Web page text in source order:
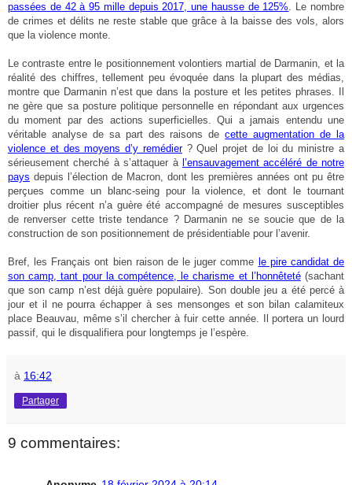
passées de 42 à 95 mille depuis 2017, une hausse de 125%. Le nombre
de crimes et délits ne reste stable que grâce à la baisse des vols, alors
que la violence monte.
Le contraste entre le positionnement volontiers martial de Darmanin, et la
réalité des chiffres, tellement peu évoquée dans la plupart des médias,
montre que Darmanin n’est que dans la posture et les petites phrases. Il
ne gère que sa posture politique personnelle en répondant aux urgences
du moment par des actions superficielles. Qui a jamais entendu une
véritable analyse de sa part des raisons decette augmentation de la
violence et des moyens d’y remédier? Quel projet de loi du ministre a
sérieusement cherché à s’attaquer à l’ensauvagement accéléré de notre
pays depuis l’élection de Macron, dont les premières années ont pu être
perçues comme un blanc-seing pour la violence, et dont le tournant
droitier plus récent n’a guère été accompagné de mesures susceptibles
de renverser cette triste tendance ? Darmanin ne se soucie que de la
construction de son positionnement de présidentiable pour l’avenir.
Bref, les Français ont bien raison de le juger comme le pire candidat de
son camp, tant pour la compétence, le charisme et l’honnêteté(sachant
que son camp n’est déjà guère populaire). Son double jeu a été percé à
jour et il ne pourra échapper à ses mensonges et son bilan calamiteux
place Beauvau, même s’il chercher à fuir cette année. Il portera un lourd
passif, qui le disqualifiera pour longtemps je l’espère.
à 16:42
Partager
9 commentaires: